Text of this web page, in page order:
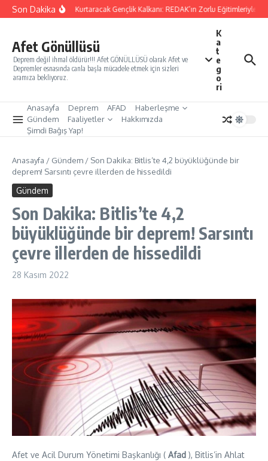
İçeriğe atla
Son DakikaYarınları Kurtaracak Gençlik Kalkanı: REDAK’ın Zorlu Eğitimleriyle
Afet Gönüllüsü
Deprem değil ihmal öldürür!!! Afet GÖNÜLLÜSÜ olarak Afet ve
Depremler esnasında canla başla mücadele etmek için sizleri
aramıza bekliyoruz.
K
a
t
e
g
o
ri
Anasayfa Deprem AFAD
Haberleşme
Gündem
Faaliyetler
Hakkımızda
Şimdi Bağış Yap!
Anasayfa / Gündem / Son Dakika: Bitlis’te 4,2 büyüklüğünde bir
deprem! Sarsıntı çevre illerden de hissedildi
Gündem
Son Dakika: Bitlis’te 4,2
büyüklüğünde bir deprem! Sarsıntı
çevre illerden de hissedildi
28 Kasım 2022
Afet ve Acil Durum Yönetimi Başkanlığı ( Afad ), Bitlis’in Ahlat